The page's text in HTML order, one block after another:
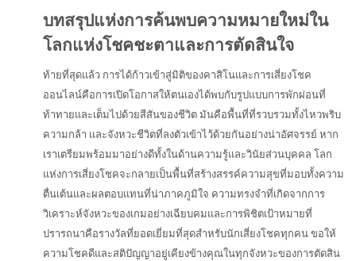
บทสรุปแห่งการค้นพบความหมายใหม่ใน
โลกแห่งโชคชะตาและการตัดสินใจ
ท้ายที่สุดแล้ว การได้ก้าวเข้าสู่มิติของคาสิโนและการเสี่ยงโชค
ออนไลน์คือการเปิดโอกาสให้ตนเองได้พบกับรูปแบบการพักผ่อนที่
ท้าทายและเต็มไปด้วยสีสันของชีวิต มันคือพื้นที่ที่รวบรวมทั้งไหวพริบ
ความกล้า และจังหวะชีวิตที่ลงตัวเข้าไว้ด้วยกันอย่างน่าอัศจรรย์ หาก
เราเตรียมพร้อมมาอย่างดีทั้งในด้านความรู้และวินัยส่วนบุคคล โลก
แห่งการเสี่ยงโชคจะกลายเป็นพื้นที่สร้างสรรค์ความสุขที่มอบทั้งความ
ตื่นเต้นและผลตอบแทนที่น่าภาคภูมิใจ ความทรงจำที่เกิดจากการ
วิเคราะห์จังหวะของเกมอย่างเฉียบคมและการพิชิตเป้าหมายที่
ปรารถนาคือรางวัลที่ยอดเยี่ยมที่สุดสำหรับนักเสี่ยงโชคทุกคน ขอให้
ความโชคดีและสติปัญญาอยู่เคียงข้างคุณในทุกจังหวะของการตัดสิน